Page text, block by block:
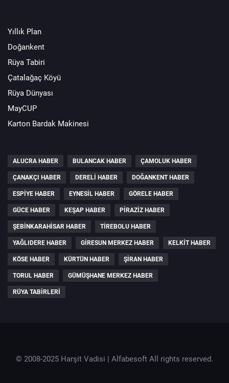
Yıllık Plan
Doğankent
Rüya Tabiri
Çatalağaç Köyü
Rüya Dünyası
MayCUP
Karton Bardak Makinesi
ALUCRA HABER BULANCAK HABER ÇAMOLUK HABER
ÇANAKÇI HABER DERELI HABER DOĞANKENT HABER
ESPIYE HABER EYNESIL HABER GÖRELE HABER
GÜCE HABER KEŞAP HABER PIRAZIZ HABER
ŞEBINKARAHISAR HABER TIREBOLU HABER
YAĞLIDERE HABER GIRESUN MERKEZ HABER KELKIT HABER
KÖSE HABER KÜRTÜN HABER ŞIRAN HABER
TORUL HABER GÜMÜŞHANE MERKEZ HABER
RÜYA TABIRLERI
© 2008-2025 Harşit Vadisi | Alfabesoft All rights reserved.